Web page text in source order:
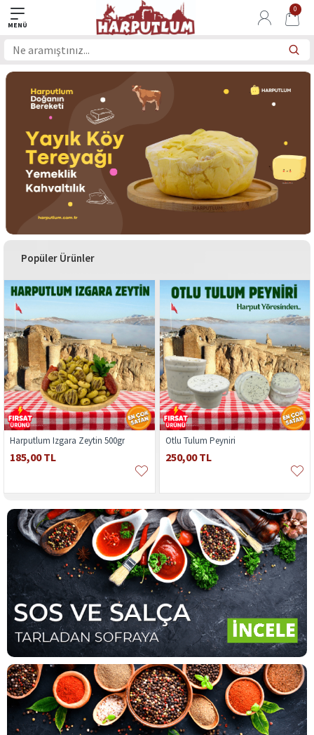
0
Popüler Ürünler
Harputlum Izgara Zeytin 500gr
185,00 TL
Otlu Tulum Peyniri
250,00 TL